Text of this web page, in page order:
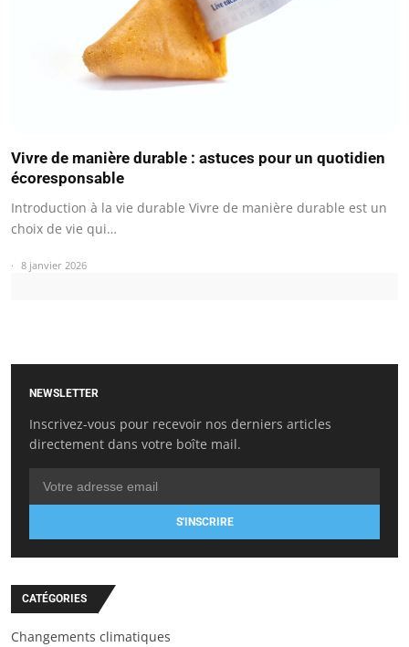
Vivre de manière durable : astuces pour un quotidien
écoresponsable
Introduction à la vie durable Vivre de manière durable est un
choix de vie qui…
8 janvier 2026
NEWSLETTER
Inscrivez-vous pour recevoir nos derniers articles
directement dans votre boîte mail.
S'INSCRIRE
CATÉGORIES
Changements climatiques